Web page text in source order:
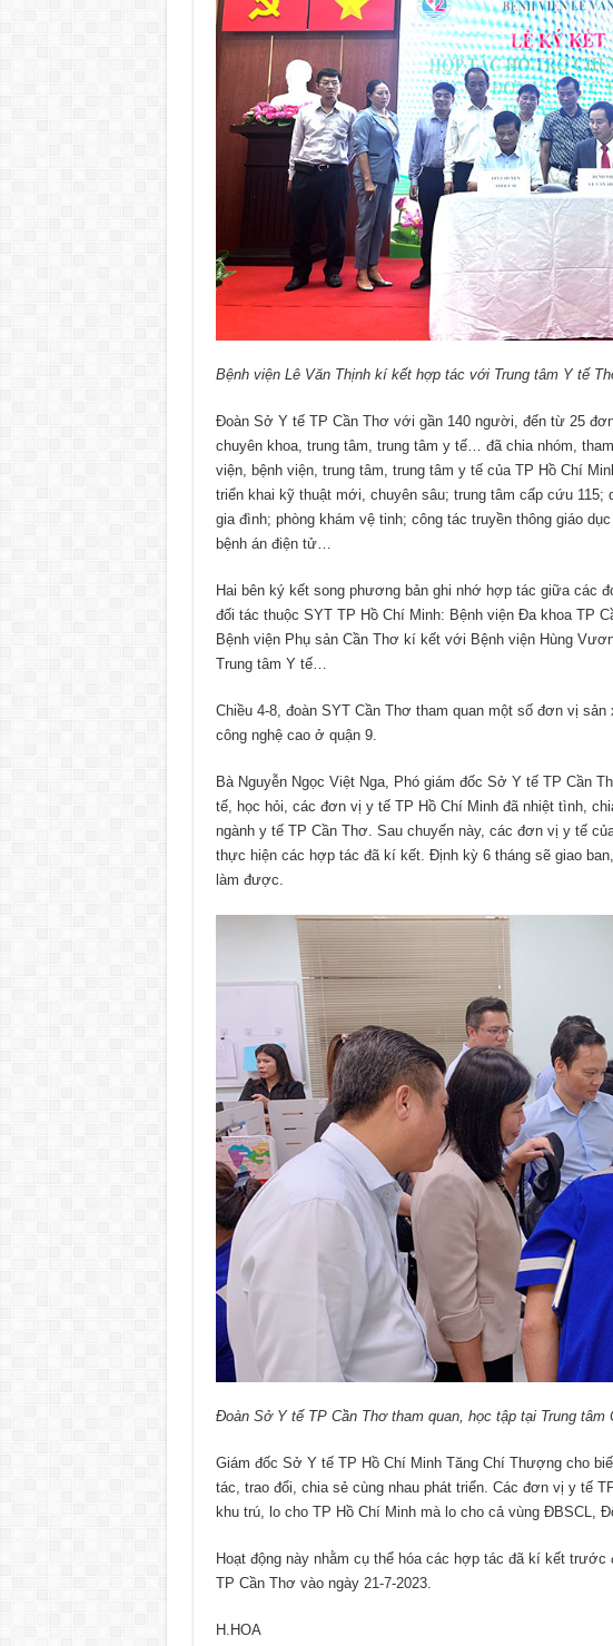
Bệnh viện Lê Văn Thịnh kí kết hợp tác với Trung tâm Y tế
Đoàn Sở Y tế TP Cần Thơ với gần 140 người, đến từ 25
chuyên khoa, trung tâm, trung tâm y tế… đã chia nhóm,
viện, bệnh viện, trung tâm, trung tâm y tế của TP Hồ Chí
triển khai kỹ thuật mới, chuyên sâu; trung tâm cấp cứu
gia đình; phòng khám vệ tinh; công tác truyền thông giáo
bệnh án điện tử…
Hai bên ký kết song phương bản ghi nhớ hợp tác giữa các
đối tác thuộc SYT TP Hồ Chí Minh: Bệnh viện Đa khoa TP
Bệnh viện Phụ sản Cần Thơ kí kết với Bệnh viện Hùng
Trung tâm Y tế…
Chiều 4-8, đoàn SYT Cần Thơ tham quan một số đơn vị
công nghệ cao ở quận 9.
Bà Nguyễn Ngọc Việt Nga, Phó giám đốc Sở Y tế TP Cần
tế, học hỏi, các đơn vị y tế TP Hồ Chí Minh đã nhiệt tình,
ngành y tế TP Cần Thơ. Sau chuyến này, các đơn vị y tế
thực hiện các hợp tác đã kí kết. Định kỳ 6 tháng sẽ giao
làm được.
Đoàn Sở Y tế TP Cần Thơ tham quan, học tập tại Trung tâm
Giám đốc Sở Y tế TP Hồ Chí Minh Tăng Chí Thượng cho
tác, trao đổi, chia sẻ cùng nhau phát triển. Các đơn vị y tế
khu trú, lo cho TP Hồ Chí Minh mà lo cho cả vùng ĐBSCL,
Hoạt động này nhằm cụ thể hóa các hợp tác đã kí kết
TP Cần Thơ vào ngày 21-7-2023.
H.HOA